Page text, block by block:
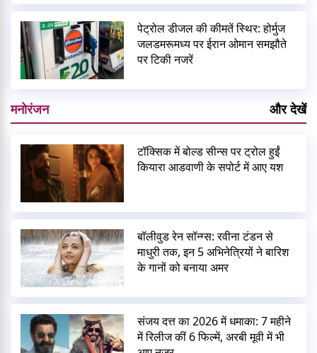
पेट्रोल डीजल की कीमतें स्थिर: होर्मुज
जलडमरूमध्य पर ईरान ओमान समझौते
पर टिकी नजरें
मनोरंजन और देखें
टॉक्सिक में बोल्ड सीन्स पर ट्रोल हुईं
कियारा आडवाणी के सपोर्ट में आए यश
बॉलीवुड रेन सॉन्ग्स: रवीना टंडन से
माधुरी तक, इन 5 अभिनेत्रियों ने बारिश
के गानों को बनाया अमर
संजय दत्त का 2026 में धमाका: 7 महीने
में रिलीज कीं 6 फिल्में, अरबी मूवी में भी